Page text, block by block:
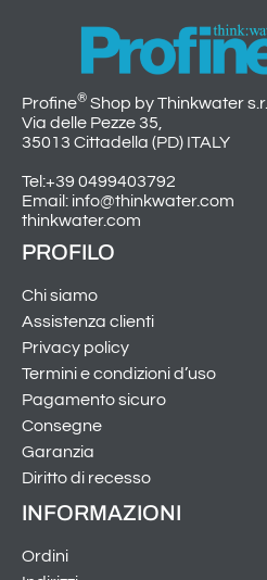
Profine® Shop by Thinkwater s.r.l.
Via delle Pezze 35,
35013 Cittadella (PD) ITALY
Tel:+39 0499403792
Email: info@thinkwater.com
thinkwater.com
PROFILO
Chi siamo
Assistenza clienti
Privacy policy
Termini e condizioni d’uso
Pagamento sicuro
Consegne
Garanzia
Diritto di recesso
INFORMAZIONI
Ordini